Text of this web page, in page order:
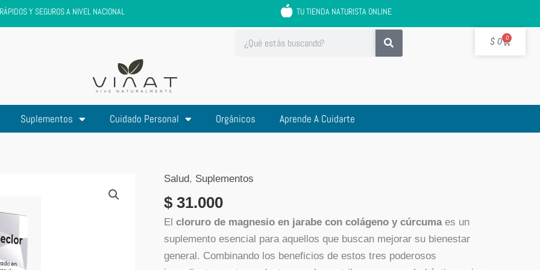
Y SEGUROS A NIVEL NACIONAL TU TIENDA NATURISTA ONLINE
Search $ 0 0
Cart
Suplementos Cuidado Personal Orgánicos Aprende A Cuidarte
Salud, Suplementos
$ 31.000
El cloruro de magnesio en jarabe con colágeno y cúrcumaes un
suplemento esencial para aquellos que buscan mejorar su bienestar
general. Combinando los beneficios de estos tres poderosos
Cloruro
de
Colageno
hidrolizado